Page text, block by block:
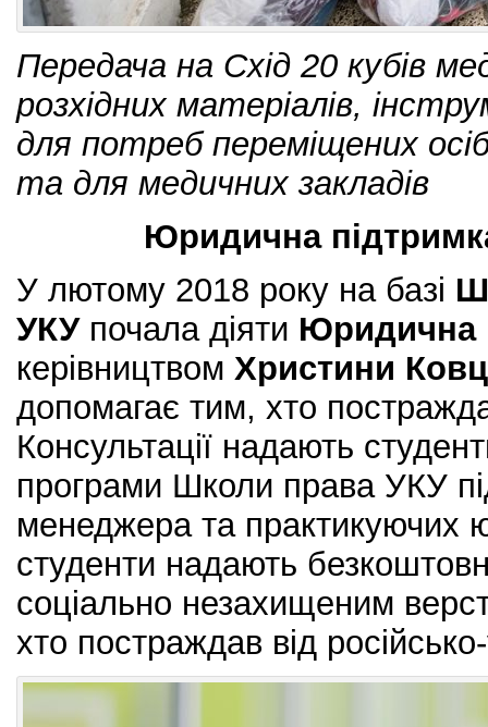
Передача на Схід 20 кубів
розхідних матеріалів,
для потреб переміщених
та для медичних закладів
Юридична
У лютому 2018 року на базі
УКУпочала діяти Юридична
керівництвом Христини
допомагає тим, хто
Консультації надають
програми Школи права УКУ
менеджера та практикуючих
студенти надають
соціально незахищеним
хто постраждав від